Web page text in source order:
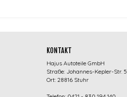
KONTAKT
Hajus Autoteile GmbH
Straße: Johannes-Kepler-Str. 5
Ort: 28816 Stuhr